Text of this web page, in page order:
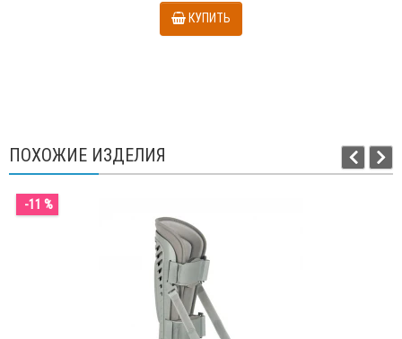
КУПИТЬ
ПОХОЖИЕ ИЗДЕЛИЯ
-11 %